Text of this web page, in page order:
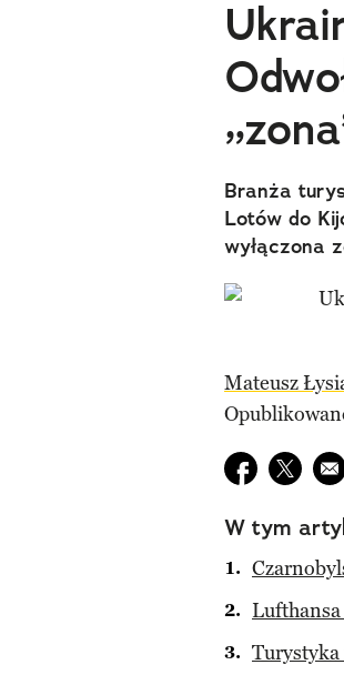
Branża
Lotów do
wyłączona
Mateusz
UdostępnijE-
W tym
Lufthansa